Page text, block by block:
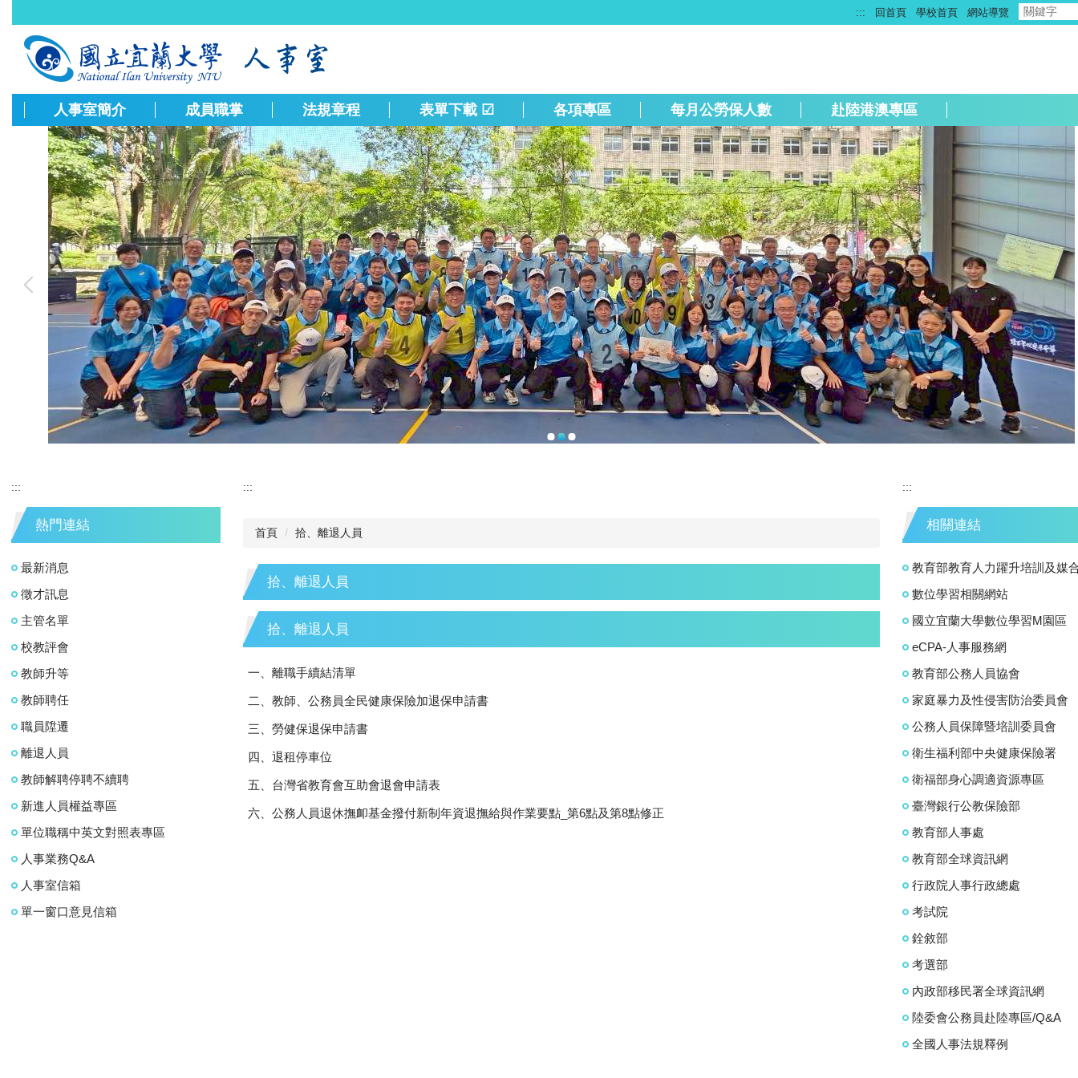
到
容
::: 回首頁 學校首頁 網站導覽
人事室簡介 成員職掌 法規章程 表單下載 ☑ 各項專區 每月公勞保人數 赴陸港澳專區
:::
熱門連結
最新消息
徵才訊息
主管名單
校教評會
教師升等
教師聘任
職員陞遷
離退人員
教師解聘停聘不續聘
新進人員權益專區
單位職稱中英文對照表專區
人事業務Q&A
人事室信箱
單一窗口意見信箱
:::
首頁 拾、離退人員
拾、離退人員
拾、離退人員
一、離職手續結清單
二、教師、公務員全民健康保險加退保申請書
三、勞健保退保申請書
四、退租停車位
五、台灣省教育會互助會退會申請表
六、公務人員退休撫卹基金撥付新制年資退撫給與作業要點_第6點及第8點修正
:::
相關連結
教育部教育人力躍升培訓及媒
數位學習相關網站
國立宜蘭大學數位學習M園區
eCPA-人事服務網
教育部公務人員協會
家庭暴力及性侵害防治委員會
公務人員保障暨培訓委員會
衛生福利部中央健康保險署
衛福部身心調適資源專區
臺灣銀行公教保險部
教育部人事處
教育部全球資訊網
行政院人事行政總處
考試院
銓敘部
考選部
內政部移民署全球資訊網
陸委會公務員赴陸專區/Q&A
全國人事法規釋例